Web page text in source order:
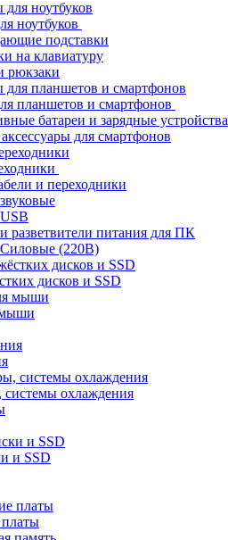
ноутбуков
подставки
на клавиатуру
рюкзаки
планшетов и смартфонов
батареи и зарядные устройства
для смартфонов
и переходники
разветвители питания для ПК
(220В)
дисков и SSD
системы охлаждения
и SSD